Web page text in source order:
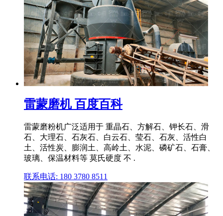
雷蒙磨机 百度百科
雷蒙磨粉机广泛适用于 重晶石、方解石、钾长石、滑
石、大理石、石灰石、白云石、莹石、石灰、活性白
土、活性炭、膨润土、高岭土、水泥、磷矿石、石膏、
玻璃、保温材料等 莫氏硬度 不 .
联系电话: 180 3780 8511